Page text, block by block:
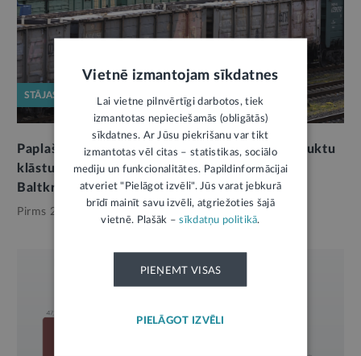
STĀJAS SPĒKĀ
Paplašina lauksaimniecības un lopbarības produktu
klāstu, kurus nevarēs ievest no Krievijas un
Baltkrievijas
Pirms 2 dienām,
Vietnē izmantojam sīkdatnes
Lai vietne pilnvērtīgi darbotos, tiek
izmantotas nepieciešamās (obligātās)
sīkdatnes. Ar Jūsu piekrišanu var tikt
izmantotas vēl citas – statistikas, sociālo
mediju un funkcionalitātes. Papildinformācijai
atveriet "Pielāgot izvēli". Jūs varat jebkurā
brīdī mainīt savu izvēli, atgriežoties šajā
vietnē. Plašāk –sīkdatņu politikā.
PIEŅEMT VISAS
PIELĀGOT IZVĒLI